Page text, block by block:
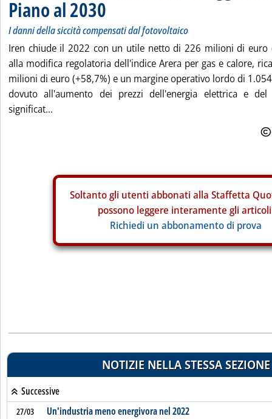
Piano al 2030
I danni della siccità compensati dal fotovoltaico
Iren chiude il 2022 con un utile netto di 226 milioni di euro
alla modifica regolatoria dell'indice Arera per gas e calore,
milioni di euro (+58,7%) e un margine operativo lordo di
dovuto all'aumento dei prezzi dell'energia elettrica e del
significat...
Soltanto gli utenti abbonati alla Staffetta
possono leggere interamente gli
Richiedi un abbonamento di prova
NOTIZIE NELLA STESSA SEZIONE
Successive
27/03 Un'industria meno energivora nel 2022